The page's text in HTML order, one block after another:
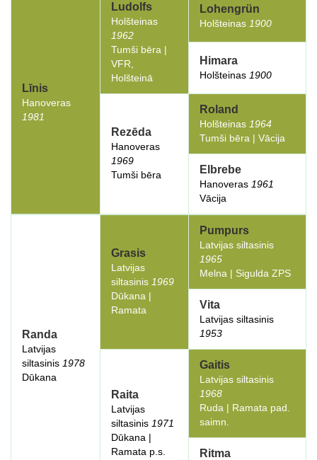
Līnis
Hanoveras
1981
Ludolfs
Holšteinas
1962
Tumši bēra |
VFR,
Holšteinā
Lohengrün
Holšteinas 1900
Himara
Holšteinas 1900
Rezēda
Hanoveras
1969
Tumši bēra
Roland
Holšteinas 1964
Tumši bēra | Vācija
Elbrebe
Hanoveras 1961
Vācija
Randa
Latvijas
siltasinis 1978
Dūkana
Grasis
Latvijas
siltasinis 1969
Dūkana |
Ramata
Pumpurs
Latvijas siltasinis
1965
Melna | Sigulda ZPS
Vita
Latvijas siltasinis
1953
Raita
Latvijas
siltasinis 1971
Dūkana |
Ramata p.s.
Gaitis
Latvijas siltasinis
1968
Ruda | Ramata pad.
saimn.
Ritma